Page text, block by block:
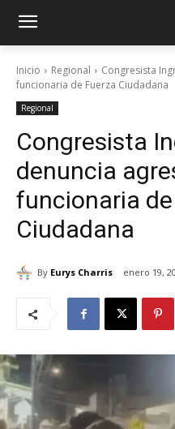
Inicio Regional
Congresista
funcionaria de Fuerza Ciudadana
Regional
Congresista
denuncia
funcionaria
Ciudadana
By Eurys Charris enero 19,